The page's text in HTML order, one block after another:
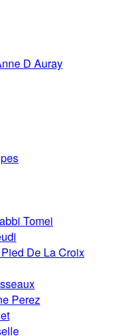
D Auray
Tomei
De La Croix
Perez